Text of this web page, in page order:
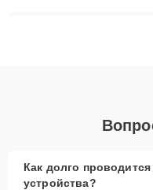
Как долго проводится
устройства?